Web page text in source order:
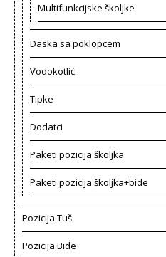
Multifunkcijske školjke
Daska sa poklopcem
Vodokotlić
Tipke
Dodatci
Paketi pozicija školjka
Paketi pozicija školjka+bide
Pozicija Tuš
Pozicija Bide